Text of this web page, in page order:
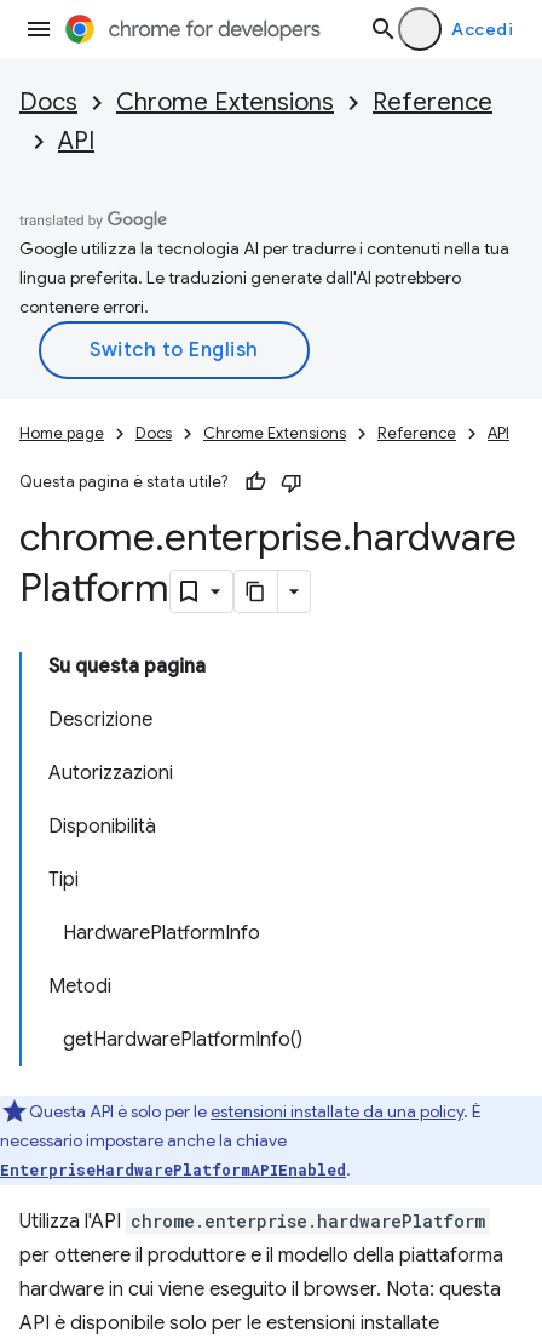
Accedi
Docs Chrome Extensions
Reference
API
Google utilizza la tecnologia AI per tradurre i contenuti nella tua
lingua preferita. Le traduzioni generate dall'AI potrebbero
contenere errori.
Home page Docs Chrome Extensions Reference API
Questa pagina è stata utile?
chrome.enterprise.hardware
Platform
Su questa pagina
Descrizione
Autorizzazioni
Disponibilità
Tipi
HardwarePlatformInfo
Metodi
getHardwarePlatformInfo()
Questa API è solo per leestensioni installate da una policy. È
necessario impostare anche la chiave
EnterpriseHardwarePlatformAPIEnabled.
Utilizza l'API chrome.enterprise.hardwarePlatform
per ottenere il produttore e il modello della piattaforma
hardware in cui viene eseguito il browser. Nota: questa
API è disponibile solo per le estensioni installate